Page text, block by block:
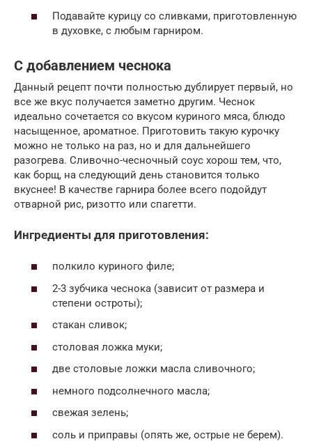
Подавайте курицу со сливками, приготовленную
в духовке, с любым гарниром.
С добавлением чеснока
Данный рецепт почти полностью дублирует первый, но
все же вкус получается заметно другим. Чеснок
идеально сочетается со вкусом куриного мяса, блюдо
насыщенное, ароматное. Приготовить такую курочку
можно не только на раз, но и для дальнейшего
разогрева. Сливочно-чесночный соус хорош тем, что,
как борщ, на следующий день становится только
вкуснее! В качестве гарнира более всего подойдут
отварной рис, ризотто или спагетти.
Ингредиенты для приготовления:
полкило куриного филе;
2-3 зубчика чеснока (зависит от размера и
степени остроты);
стакан сливок;
столовая ложка муки;
две столовые ложки масла сливочного;
немного подсолнечного масла;
свежая зелень;
соль и приправы (опять же, острые не берем).